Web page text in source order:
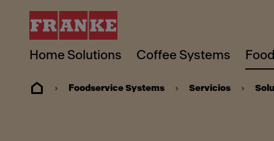
Home Solutions Coffee Systems
Foodservice Systems Servicios